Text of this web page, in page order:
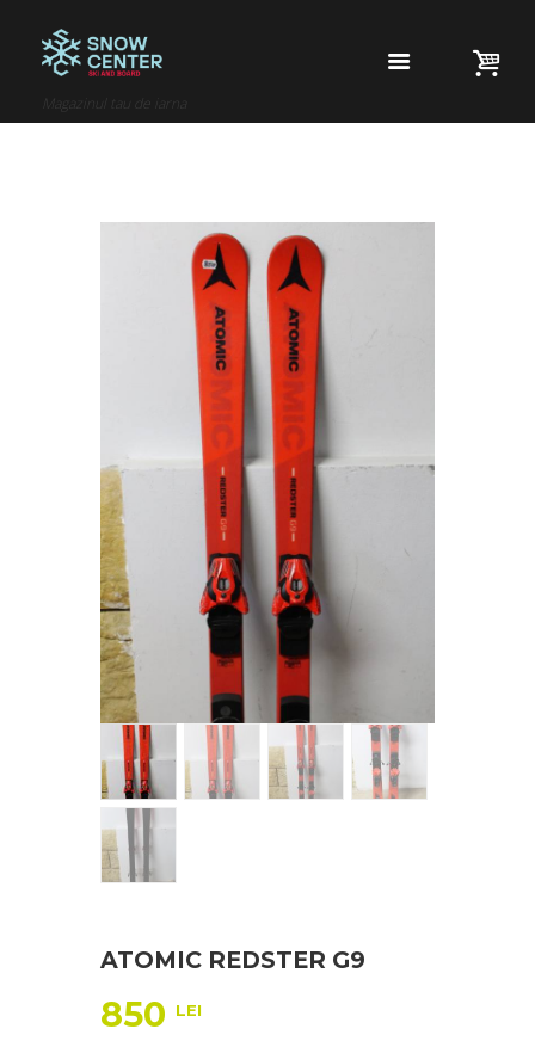
Magazinul tau de iarna
ATOMIC REDSTER G9
850 LEI